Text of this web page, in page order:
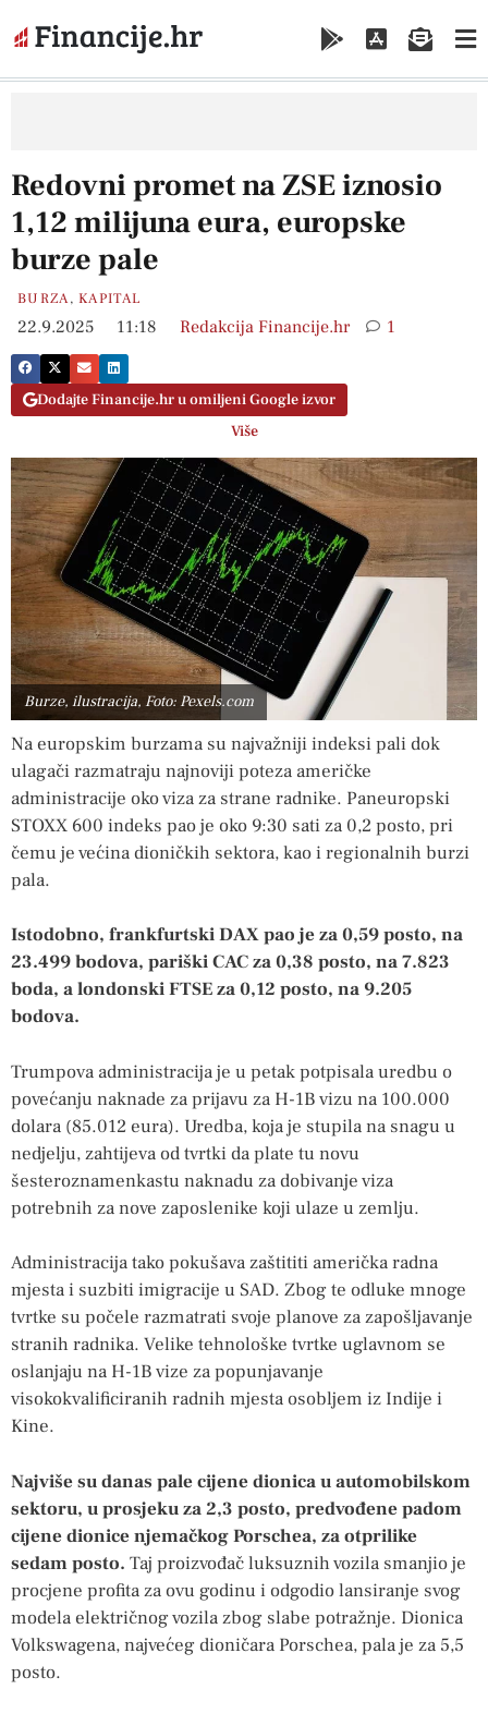
Redovni promet na ZSE iznosio
1,12 milijuna eura, europske
burze pale
BURZA,KAPITAL
22.9.2025 11:18 Redakcija Financije.hr 1
Dodajte Financije.hr u omiljeni Google izvor
Više
Burze, ilustracija, Foto: Pexels.com
Na europskim burzama su najvažniji indeksi pali dok
ulagači razmatraju najnoviji poteza američke
administracije oko viza za strane radnike. Paneuropski
STOXX 600 indeks pao je oko 9:30 sati za 0,2 posto, pri
čemu je većina dioničkih sektora, kao i regionalnih burzi
pala.
Istodobno, frankfurtski DAX pao je za 0,59 posto, na
23.499 bodova, pariški CAC za 0,38 posto, na 7.823
boda, a londonski FTSE za 0,12 posto, na 9.205
bodova.
Trumpova administracija je u petak potpisala uredbu o
povećanju naknade za prijavu za H-1B vizu na 100.000
dolara (85.012 eura). Uredba, koja je stupila na snagu u
nedjelju, zahtijeva od tvrtki da plate tu novu
šesteroznamenkastu naknadu za dobivanje viza
potrebnih za nove zaposlenike koji ulaze u zemlju.
Administracija tako pokušava zaštititi američka radna
mjesta i suzbiti imigracije u SAD. Zbog te odluke mnoge
tvrtke su počele razmatrati svoje planove za zapošljavanje
stranih radnika. Velike tehnološke tvrtke uglavnom se
oslanjaju na H-1B vize za popunjavanje
visokokvalificiranih radnih mjesta osobljem iz Indije i
Kine.
Najviše su danas pale cijene dionica u automobilskom
sektoru, u prosjeku za 2,3 posto, predvođene padom
cijene dionice njemačkog Porschea, za otprilike
sedam posto. Taj proizvođač luksuznih vozila smanjio je
procjene profita za ovu godinu i odgodio lansiranje svog
modela električnog vozila zbog slabe potražnje. Dionica
Volkswagena, najvećeg dioničara Porschea, pala je za 5,5
posto.